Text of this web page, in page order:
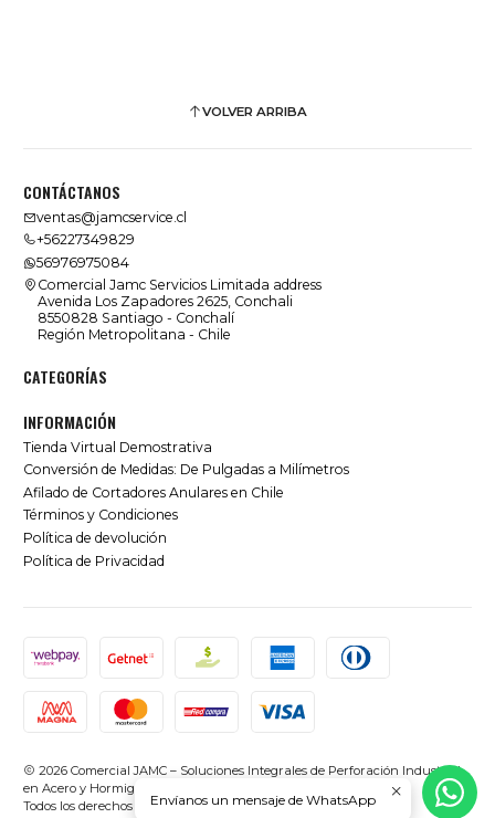
VOLVER ARRIBA
CONTÁCTANOS
ventas@jamcservice.cl
+56227349829
56976975084
Comercial Jamc Servicios Limitada address
Avenida Los Zapadores 2625, Conchali
8550828 Santiago - Conchalí
Región Metropolitana - Chile
CATEGORÍAS
INFORMACIÓN
Tienda Virtual Demostrativa
Conversión de Medidas: De Pulgadas a Milímetros
Afilado de Cortadores Anulares en Chile
Términos y Condiciones
Política de devolución
Política de Privacidad
2026 Comercial JAMC – Soluciones Integrales de Perforación Industrial
en Acero y Hormigón en Chile.
Todos los derechos reservados.Desarrollado por Jumpseller
Envíanos un mensaje de WhatsApp